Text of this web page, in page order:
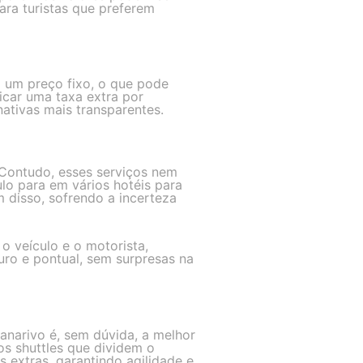
turistas que preferem
um preço fixo, o que pode
uma taxa extra por
mais transparentes.
esses serviços nem
para em vários hotéis para
disso, sofrendo a incerteza
veículo e o motorista,
e pontual, sem surpresas na
é, sem dúvida, a melhor
shuttles que dividem o